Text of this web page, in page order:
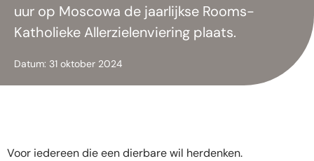
uur op Moscowa de jaarlijkse Rooms-
Katholieke Allerzielenviering plaats.
Datum: 31 oktober 2024
Voor iedereen die een dierbare wil herdenken.